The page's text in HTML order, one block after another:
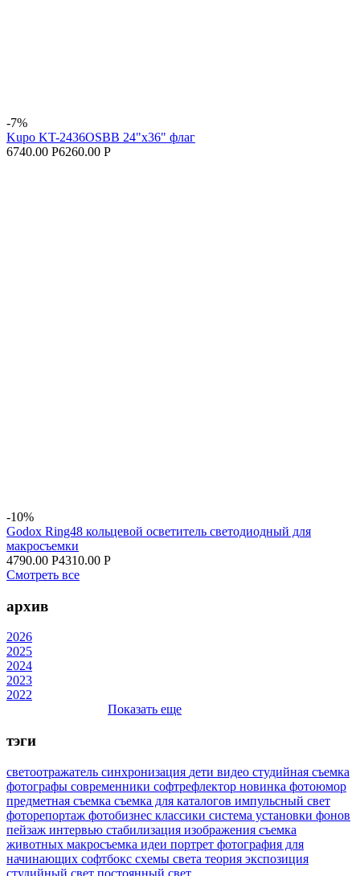
-7%
Kupo KT-2436OSBB 24"x36" флаг
6740.00 Р6260.00 Р
-10%
Godox Ring48 кольцевой осветитель светодиодный для
макросъемки
4790.00 Р4310.00 Р
Смотреть все
архив
2026
2025
2024
2023
2022
Показать еще
тэги
светоотражатель синхронизация дети видео студийная съемка
фотографы современники софтрефлектор новинка фотоюмор
предметная съемка съемка для каталогов импульсный свет
фоторепортаж фотобизнес классики система установки фонов
пейзаж интервью стабилизация изображения съемка
животных макросъемка идеи портрет фотография для
начинающих софтбокс схемы света теория экспозиция
студийный свет постоянный свет